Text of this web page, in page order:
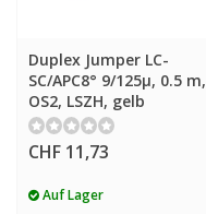
Duplex Jumper LC-
SC/APC8° 9/125µ, 0.5 m,
OS2, LSZH, gelb
CHF 11,73
Auf Lager